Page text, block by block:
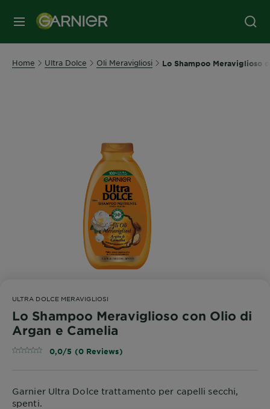
MENU
Home Ultra Dolce Oli Meravigliosi Lo Shampoo Meraviglioso
ULTRA DOLCE MERAVIGLIOSI
Lo Shampoo Meraviglioso con Olio di
Argan e Camelia
0,0/5 (0 Reviews)
Garnier Ultra Dolce trattamento per capelli secchi,
spenti.